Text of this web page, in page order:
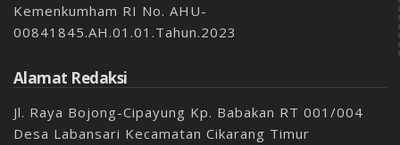
Kemenkumham RI No. AHU-
00841845.AH.01.01.Tahun.2023
Alamat Redaksi
Jl. Raya Bojong-Cipayung Kp. Babakan RT 001/004
Desa Labansari Kecamatan Cikarang Timur